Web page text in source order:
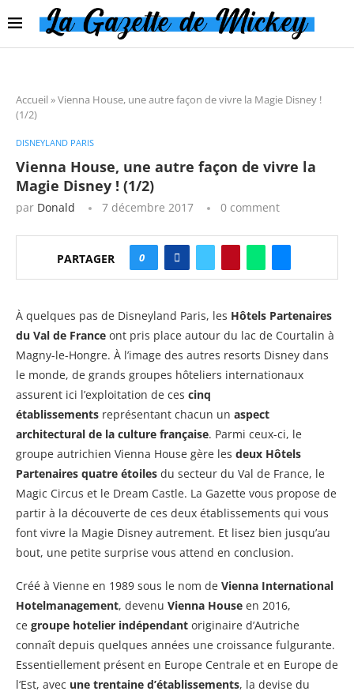
Accueil »Vienna House, une autre façon de vivre la Magie Disney !
(1/2)
DISNEYLAND PARIS
Vienna House, une autre façon de vivre la
Magie Disney ! (1/2)
par Donald 7 décembre 2017 0 comment
PARTAGER 0
À quelques pas de Disneyland Paris, les Hôtels Partenaires
du Val de France ont pris place autour du lac de Courtalin à
Magny-le-Hongre. À l’image des autres resorts Disney dans
le monde, de grands groupes hôteliers internationaux
assurent ici l’exploitation de ces cinq
établissements représentant chacun un aspect
architectural de la culture française. Parmi ceux-ci, le
groupe autrichien Vienna House gère les deux Hôtels
Partenaires quatre étoiles du secteur du Val de France, le
Magic Circus et le Dream Castle. La Gazette vous propose de
partir à la découverte de ces deux établissements qui vous
font vivre la Magie Disney autrement. Et lisez bien jusqu’au
bout, une petite surprise vous attend en conclusion.
Créé à Vienne en 1989 sous le nom de Vienna International
Hotelmanagement, devenu Vienna House en 2016,
ce groupe hotelier indépendant originaire d’Autriche
connaît depuis quelques années une croissance fulgurante.
Essentiellement présent en Europe Centrale et en Europe de
l‘Est, avec une trentaine d’établissements, la devise du